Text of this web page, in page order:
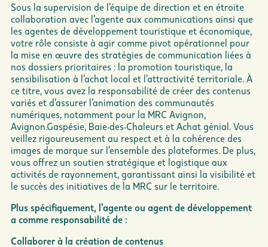
Sous la supervision de l’équipe de direction et en étroite
collaboration avec l’agente aux communications ainsi que
les agentes de développement touristique et économique,
votre rôle consiste à agir comme pivot opérationnel pour
la mise en œuvre des stratégies de communication liées à
nos dossiers prioritaires : la promotion touristique, la
sensibilisation à l’achat local et l’attractivité territoriale. À
ce titre, vous avez la responsabilité de créer des contenus
variés et d’assurer l’animation des communautés
numériques, notamment pour la MRC Avignon,
Avignon.Gaspésie, Baie-des-Chaleurs et Achat génial. Vous
veillez rigoureusement au respect et à la cohérence des
images de marque sur l’ensemble des plateformes. De plus,
vous offrez un soutien stratégique et logistique aux
activités de rayonnement, garantissant ainsi la visibilité et
le succès des initiatives de la MRC sur le territoire.
Plus spécifiquement, l’agente ou agent de développement
a comme responsabilité de :
Collaborer à la création de contenus